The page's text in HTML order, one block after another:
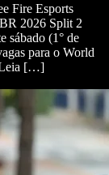
Fire Esports
2026 Split 2
sábado (1° de
para o World
Leia […]